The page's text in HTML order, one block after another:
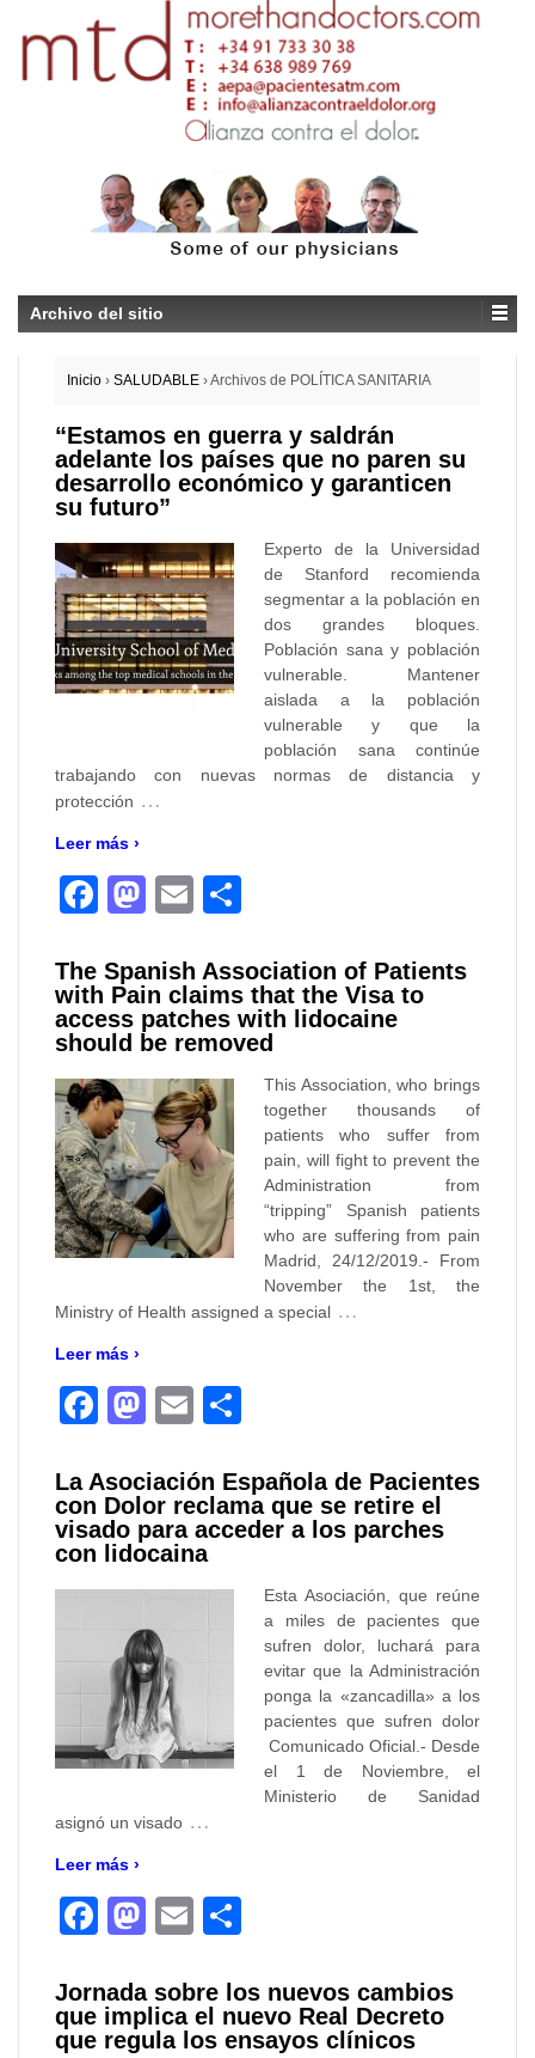
Archivo del sitio
Inicio › SALUDABLE ›Archivos de POLÍTICA SANITARIA
“Estamos en guerra y saldrán
adelante los países que no paren su
desarrollo económico y garanticen
su futuro”
Experto de la Universidad
de Stanford recomienda
segmentar a la población en
dos grandes bloques.
Población sana y población
vulnerable. Mantener
aislada a la población
vulnerable y que la
población sana continúe
trabajando con nuevas normas de distancia y
protección …
Leer más ›
Facebook
Mastodon
Email
The Spanish Association of Patients
with Pain claims that the Visa to
access patches with lidocaine
should be removed
This Association, who brings
together thousands of
patients who suffer from
pain, will fight to prevent the
Administration from
“tripping” Spanish patients
who are suffering from pain
Madrid, 24/12/2019.- From
November the 1st, the
Ministry of Health assigned a special …
Leer más ›
Facebook
Mastodon
Email
La Asociación Española de Pacientes
con Dolor reclama que se retire el
visado para acceder a los parches
con lidocaina
Esta Asociación, que reúne
a miles de pacientes que
sufren dolor, luchará para
evitar que la Administración
ponga la «zancadilla» a los
pacientes que sufren dolor
Comunicado Oficial.- Desde
el 1 de Noviembre, el
Ministerio de Sanidad
asignó un visado …
Leer más ›
Facebook
Mastodon
Email
Jornada sobre los nuevos cambios
que implica el nuevo Real Decreto
que regula los ensayos clínicos